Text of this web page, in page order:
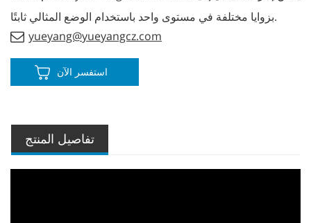
بزوايا مختلفة في مستوى واحد باستخدام الوضع المثالي ثابتًا.
yueyang@yueyangcz.com
استفسر الآن
تفاصيل المنتج